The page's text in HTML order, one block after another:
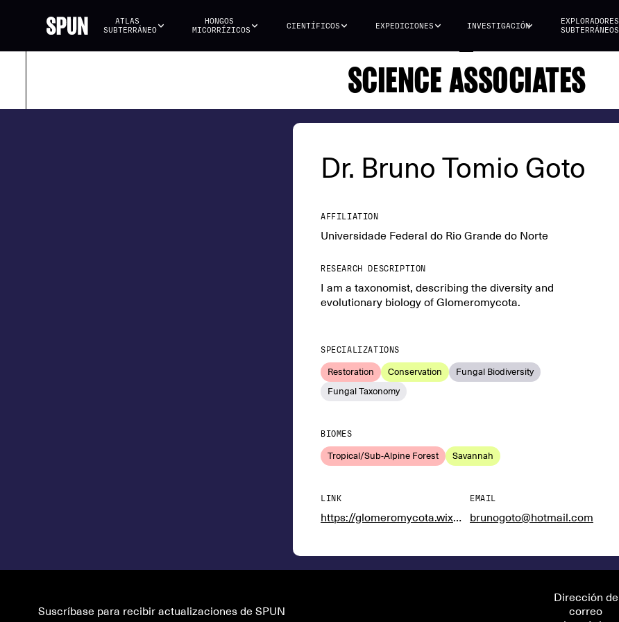
ATLAS
SUBTERRÁNEO
HONGOS
MICORRÍZICOS
CIENTÍFICOS EXPEDICIONES INVESTIGACIÓN
EXPLORADORES
SUBTERRÁNEOS
SCIENCE ASSOCIATES
Dr. Bruno Tomio Goto
AFFILIATION
Universidade Federal do Rio Grande do Norte
RESEARCH DESCRIPTION
I am a taxonomist, describing the diversity and
evolutionary biology of Glomeromycota.
SPECIALIZATIONS
Restoration Conservation
Fungal Biodiversity
Fungal Taxonomy
BIOMES
Tropical/Sub-Alpine Forest Savannah
LINK
https://glomeromycota.wixsite.com/lbmicorrizas
EMAIL
brunogoto@hotmail.com
Suscríbase para recibir actualizaciones de SPUN
Dirección de
correo